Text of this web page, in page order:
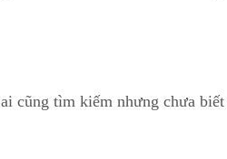
ai cũng tìm kiếm nhưng chưa biết